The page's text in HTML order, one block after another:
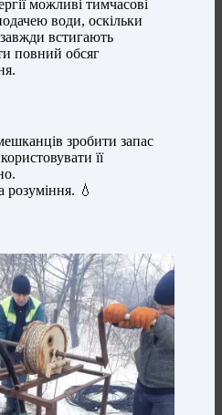
можливі тимчасові
води, оскільки
встигають
повний обсяг
зробити запас
її
розуміння. 💧